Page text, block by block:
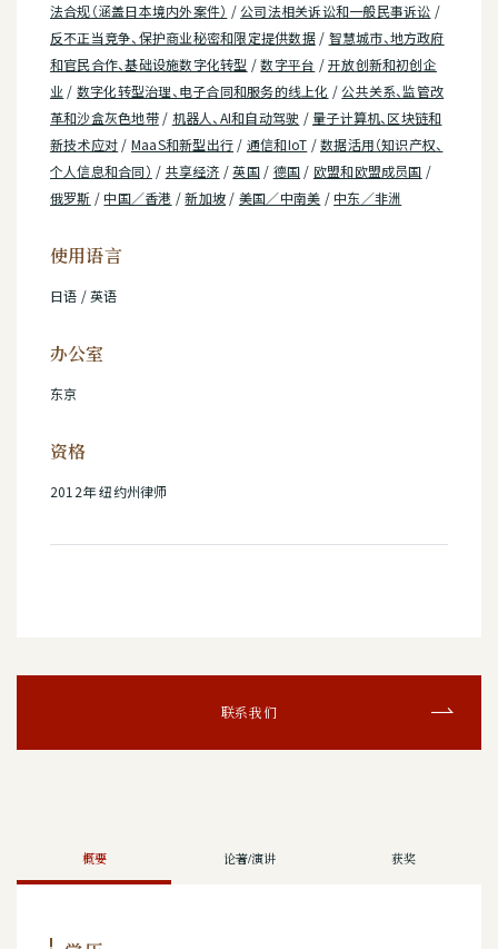
法合规（涵盖日本境内外案件） / 公司法相关诉讼和一般民事诉讼 /
反不正当竞争、保护商业秘密和限定提供数据/ 智慧城市、地方政府
和官民合作、基础设施数字化转型 /数字平台 /开放创新和初创企
业 / 数字化转型治理、电子合同和服务的线上化 / 公共关系、监管改
革和沙盒灰色地带/ 机器人、AI和自动驾驶 / 量子计算机、区块链和
新技术应对 / MaaS和新型出行 / 通信和IoT /数据活用（知识产权、
个人信息和合同） / 共享经济 /英国/ 德国 / 欧盟和欧盟成员国 /
俄罗斯 / 中国／香港 /新加坡 / 美国／中南美 / 中东／非洲
使用语言
日语 / 英语
办公室
东京
资格
2012年 纽约州律师
联系我们
概要 论著/演讲 获奖